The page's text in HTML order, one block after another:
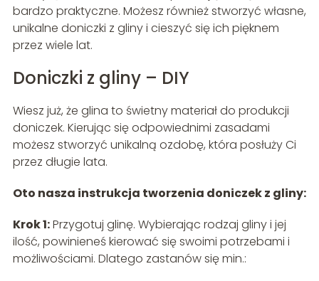
bardzo praktyczne. Możesz również stworzyć własne,
unikalne doniczki z gliny i cieszyć się ich pięknem
przez wiele lat.
Doniczki z gliny – DIY
Wiesz już, że glina to świetny materiał do produkcji
doniczek. Kierując się odpowiednimi zasadami
możesz stworzyć unikalną ozdobę, która posłuży Ci
przez długie lata.
Oto nasza instrukcja tworzenia doniczek z gliny:
Krok 1:Przygotuj glinę. Wybierając rodzaj gliny i jej
ilość, powinieneś kierować się swoimi potrzebami i
możliwościami. Dlatego zastanów się min.: